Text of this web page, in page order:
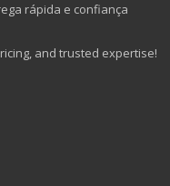
rápida e confiança
and trusted expertise!